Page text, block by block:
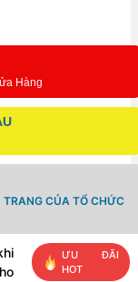
Hàng
TRANG CỦA TỔ CHỨC
ƯU ĐÃI
HOT